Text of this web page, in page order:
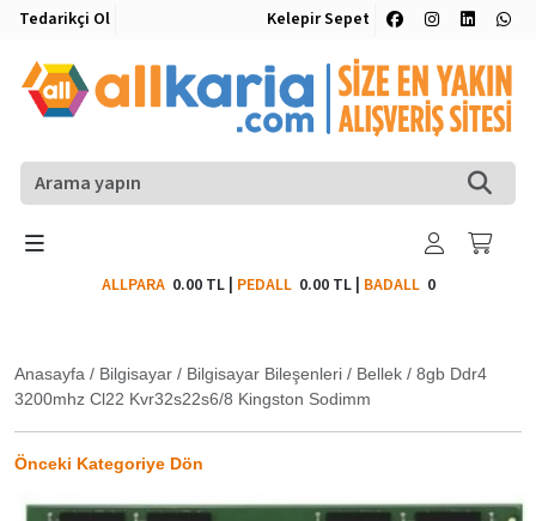
Tedarikçi Ol Kelepir Sepet
ALLPARA 0.00 TL| PEDALL 0.00 TL| BADALL0
Anasayfa / Bilgisayar / Bilgisayar Bileşenleri / Bellek / 8gb Ddr4
3200mhz Cl22 Kvr32s22s6/8 Kingston Sodimm
Önceki Kategoriye Dön